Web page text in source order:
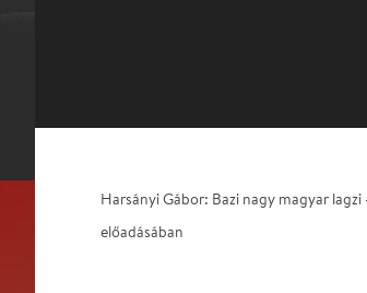
Harsányi Gábor: Bazi nagy magyar
előadásában